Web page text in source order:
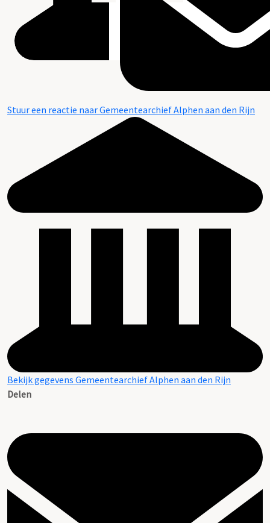
Stuur een reactie naar Gemeentearchief Alphen aan den Rijn
Bekijk gegevens Gemeentearchief Alphen aan den Rijn
Delen